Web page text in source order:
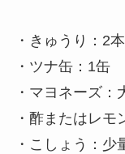
・きゅうり：2本
・ツナ缶：1缶
・マヨネーズ：
・酢またはレモ
・こしょう：少